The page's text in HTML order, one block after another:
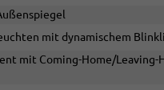
mit dynamischem
mit Coming-Home/Leaving-